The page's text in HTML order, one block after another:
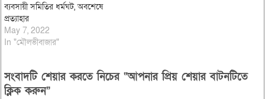
ব্যবসায়ী সমিতির ধর্মঘট, অবশেষে
প্রত্যাহার
May 7, 2022
In "মৌলভীবাজার"
সংবাদটি শেয়ার করতে নিচের “আপনার প্রিয় শেয়ার বাটনটিতে
ক্লিক করুন”